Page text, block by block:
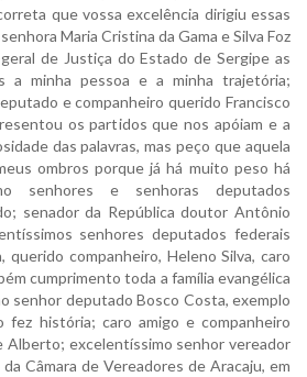
que vossa excelência dirigiu essas
Maria Cristina da Gama e Silva Foz
de Justiça do Estado de Sergipe as
a minha pessoa e a minha trajetória;
e companheiro querido Francisco
os partidos que nos apóiam e a
das palavras, mas peço que aquela
ombros porque já há muito peso há
senhores e senhoras deputados
senador da República doutor Antônio
senhores deputados federais
querido companheiro, Heleno Silva, caro
cumprimento toda a família evangélica
senhor deputado Bosco Costa, exemplo
fez história; caro amigo e companheiro
Alberto; excelentíssimo senhor vereador
Câmara de Vereadores de Aracaju, em